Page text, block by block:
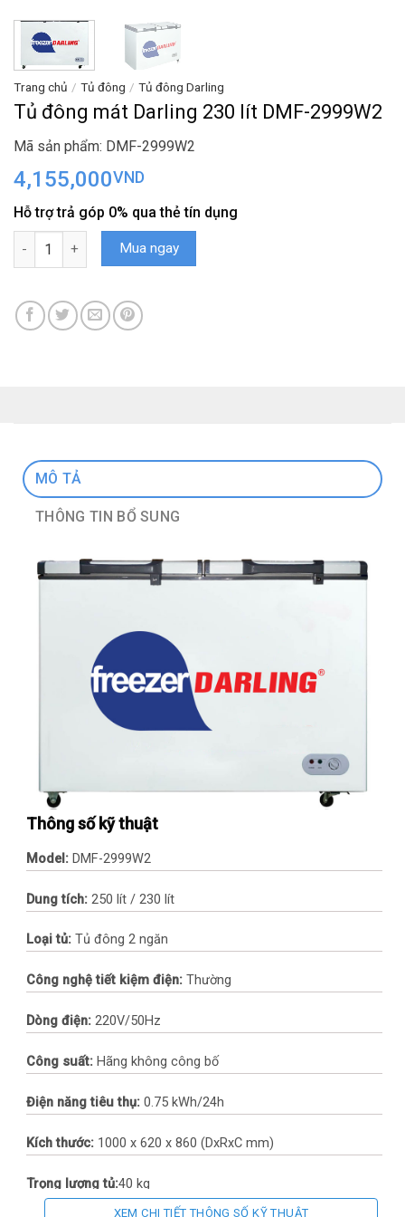
Trang chủ / Tủ đông / Tủ đông Darling
Tủ đông mát Darling 230 lít DMF-2999W2
Mã sản phẩm: DMF-2999W2
4,155,000VND
Hỗ trợ trả góp 0% qua thẻ tín dụng
Tủ đông mát Darling 230 lít DMF-2999W2 số lượng
Mua ngay
MÔ TẢ
THÔNG TIN BỔ SUNG
Thông số kỹ thuật
Model: DMF-2999W2
Dung tích: 250 lít / 230 lít
Loại tủ: Tủ đông 2 ngăn
Công nghệ tiết kiệm điện: Thường
Dòng điện: 220V/50Hz
Công suất: Hãng không công bố
Điện năng tiêu thụ: 0.75 kWh/24h
Kích thước: 1000 x 620 x 860 (DxRxC mm)
Trọng lượng tủ:40 kg
XEM CHI TIẾT THÔNG SỐ KỸ THUẬT